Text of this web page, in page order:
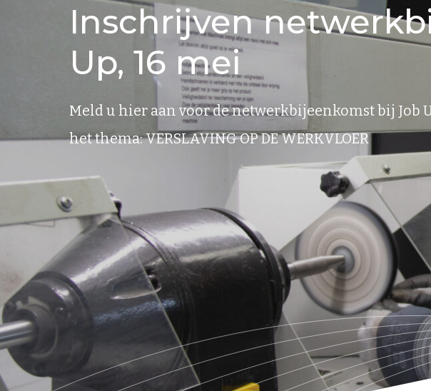
de
homepage
Inschrijven
Up, 16 mei
Meld u hier aan voor de netwerkbijeenkomst bij Job
het thema: VERSLAVING OP DE WERKVLOER